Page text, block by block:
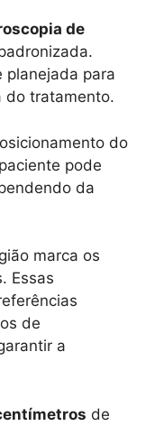
de
planejada para
do tratamento.
do
pode
da
marca os
Essas
de
a
de